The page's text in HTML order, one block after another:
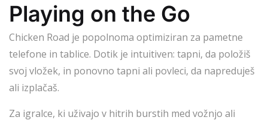
Playing on the Go
Chicken Road je popolnoma optimiziran za pametne
telefone in tablice. Dotik je intuitiven: tapni, da položiš
svoj vložek, in ponovno tapni ali povleci, da napreduješ
ali izplačaš.
Za igralce, ki uživajo v hitrih burstih med vožnjo ali